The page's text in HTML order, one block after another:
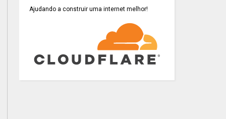
Ajudando a construir uma internet melhor!